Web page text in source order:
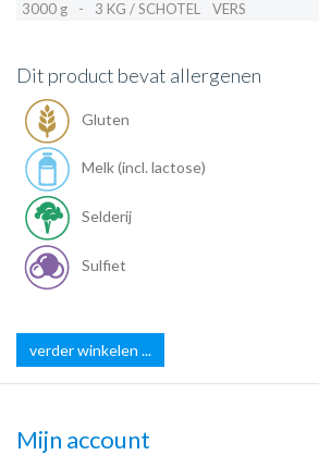
3000 g - 3 KG / SCHOTEL VERS
Dit product bevat allergenen
Gluten
Melk (incl. lactose)
Selderij
Sulfiet
verder winkelen ...
Mijn account